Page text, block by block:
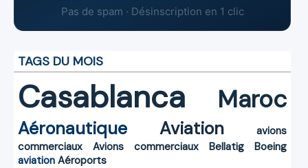
Pas de spam · Désinscription en 1 clic
TAGS DU MOIS
Casablanca Maroc
Aéronautique Aviation
avions
commerciaux
Avions commerciaux Bellatig
Boeing
aviation Aéroports